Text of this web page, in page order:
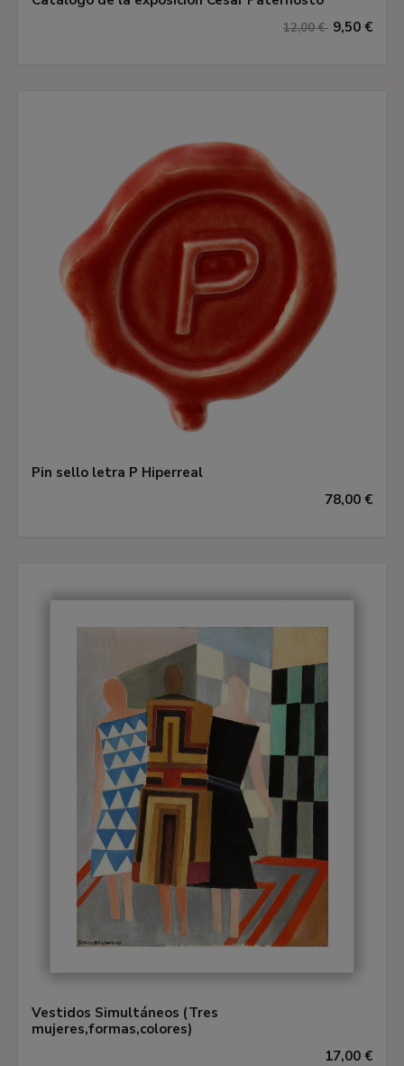
12,00 € 9,50 €
Pin sello letra P Hiperreal
78,00 €
Vestidos Simultáneos (Tres
mujeres,formas,colores)
17,00 €